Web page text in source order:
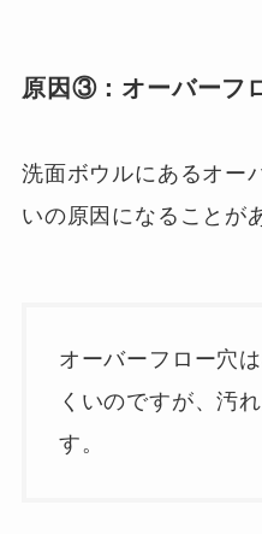
原因③： オーバーフ
洗面ボウルにあるオー
いの原因になることが
オーバーフロー穴
くいのですが、汚
す。